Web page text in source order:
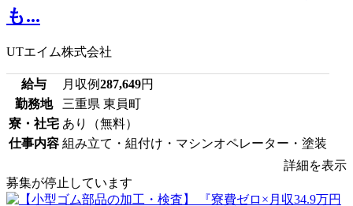
も...
UTエイム株式会社
給与 月収例287,649円
勤務地
三重県 東員町
寮・社宅 あり（無料）
仕事内容 組み立て・組付け・マシンオペレーター・塗装
詳細を表示
募集が停止しています